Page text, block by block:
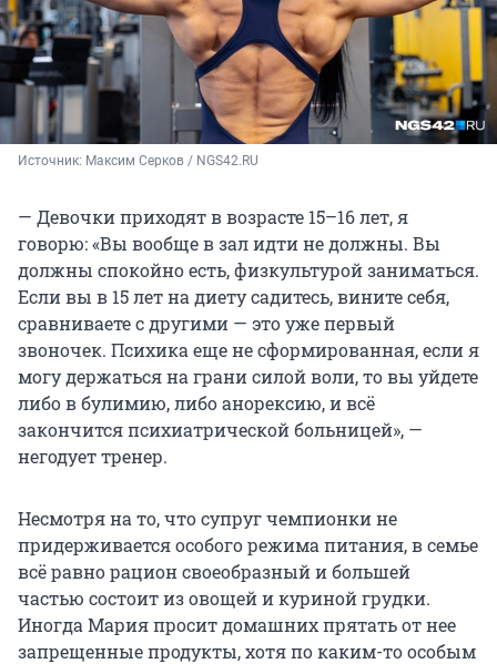
Источник: Максим Серков / NGS42.RU
— Девочки приходят в возрасте 15–16 лет, я
говорю: «Вы вообще в зал идти не должны. Вы
должны спокойно есть, физкультурой заниматься.
Если вы в 15 лет на диету садитесь, вините себя,
сравниваете с другими — это уже первый
звоночек. Психика еще не сформированная, если я
могу держаться на грани силой воли, то вы уйдете
либо в булимию, либо анорексию, и всё
закончится психиатрической больницей», —
негодует тренер.
Несмотря на то, что супруг чемпионки не
придерживается особого режима питания, в семье
всё равно рацион своеобразный и большей
частью состоит из овощей и куриной грудки.
Иногда Мария просит домашних прятать от нее
запрещенные продукты, хотя по каким-то особым